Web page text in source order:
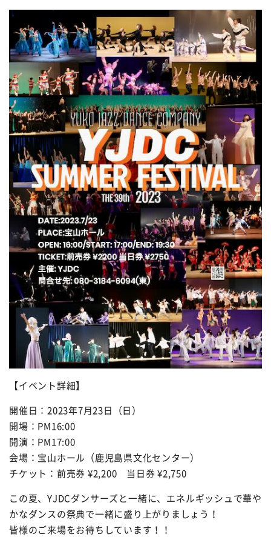
【イベント詳細】
開催日：2023年7月23日（日）
開場：PM16:00
開演：PM17:00
会場：宝山ホール（鹿児島県文化センター）
チケット：前売券 ¥2,200 当日券 ¥2,750
この夏、YJDCダンサーズと一緒に、エネルギッシュで華や
かなダンスの祭典で一緒に盛り上がりましょう！
皆様のご来場をお待ちしています！！